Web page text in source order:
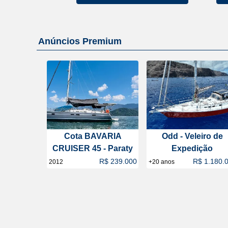
Anúncios Premium
Cota BAVARIA
CRUISER 45 - Paraty
2012 R$ 239.000
Odd - Veleiro de
Expedição
+20 anos R$